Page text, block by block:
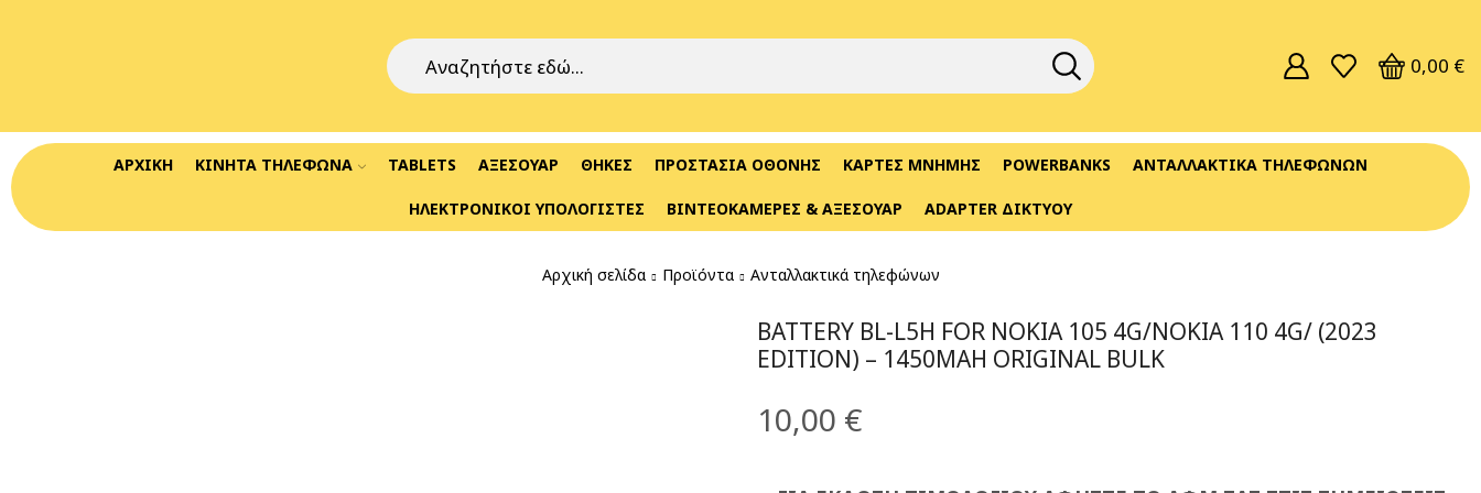
0,00 €
ΑΡΧΙΚΉ ΚΙΝΗΤΆ ΤΗΛΈΦΩΝΑ TABLETS ΑΞΕΣΟΥΆΡ ΘΉΚΕΣ ΠΡΟΣΤΑΣΊΑ ΟΘΌΝΗΣ ΚΆΡΤΕΣ ΜΝΉΜΗΣ POWERBANKS ΑΝΤΑΛΛΑΚΤΙΚΆ ΤΗΛΕΦΏΝΩΝ
ΗΛΕΚΤΡΟΝΙΚΟΊ ΥΠΟΛΟΓΙΣΤΈΣ ΒΙΝΤΕΟΚΆΜΕΡΕΣ & ΑΞΕΣΟΥΆΡ ADAPTER ΔΙΚΤΎΟΥ
Αρχική σελίδα Προϊόντα Ανταλλακτικά τηλεφώνων
BATTERY BL-L5H FOR NOKIA 105 4G/NOKIA 110 4G/ (2023
EDITION) – 1450MAH ORIGINAL BULK
10,00 €